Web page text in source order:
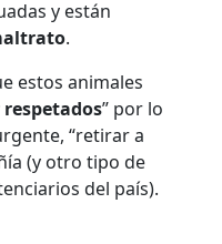
y están
.
estos animales
respetados” por lo
“retirar a
(y otro tipo de
del país).